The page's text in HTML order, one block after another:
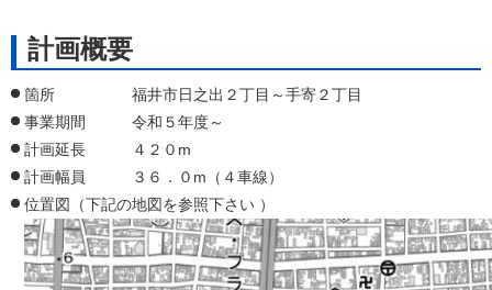
計画概要
箇所 福井市日之出２丁目～手寄２丁目
事業期間 令和５年度～
計画延長 ４２０m
計画幅員 ３６．０m（４車線）
位置図（下記の地図を参照下さい ）